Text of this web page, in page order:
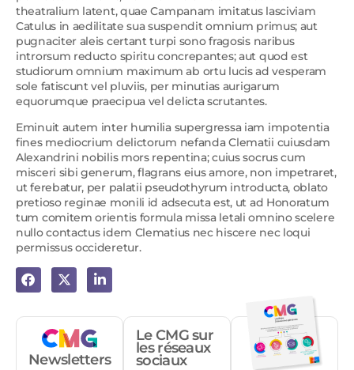
theatralium latent, quae Campanam imitatus lasciviam
Catulus in aedilitate sua suspendit omnium primus; aut
pugnaciter aleis certant turpi sono fragosis naribus
introrsum reducto spiritu concrepantes; aut quod est
studiorum omnium maximum ab ortu lucis ad vesperam
sole fatiscunt vel pluviis, per minutias aurigarum
equorumque praecipua vel delicta scrutantes.
Eminuit autem inter humilia supergressa iam impotentia
fines mediocrium delictorum nefanda Clematii cuiusdam
Alexandrini nobilis mors repentina; cuius socrus cum
misceri sibi generum, flagrans eius amore, non impetraret,
ut ferebatur, per palatii pseudothyrum introducta, oblato
pretioso reginae monili id adsecuta est, ut ad Honoratum
tum comitem orientis formula missa letali omnino scelere
nullo contactus idem Clematius nec hiscere nec loqui
permissus occideretur.
Newsletters
Le CMG sur
les réseaux
sociaux